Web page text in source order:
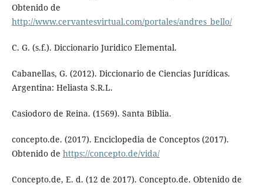
Obtenido de
http://www.cervantesvirtual.com/portales/andres_bello/
C. G. (s.f.). Diccionario Juridico Elemental.
Cabanellas, G. (2012). Diccionario de Ciencias Jurídicas.
Argentina: Heliasta S.R.L.
Casiodoro de Reina. (1569). Santa Biblia.
concepto.de. (2017). Enciclopedia de Conceptos (2017).
Obtenido de https://concepto.de/vida/
Concepto.de, E. d. (12 de 2017). Concepto.de. Obtenido de